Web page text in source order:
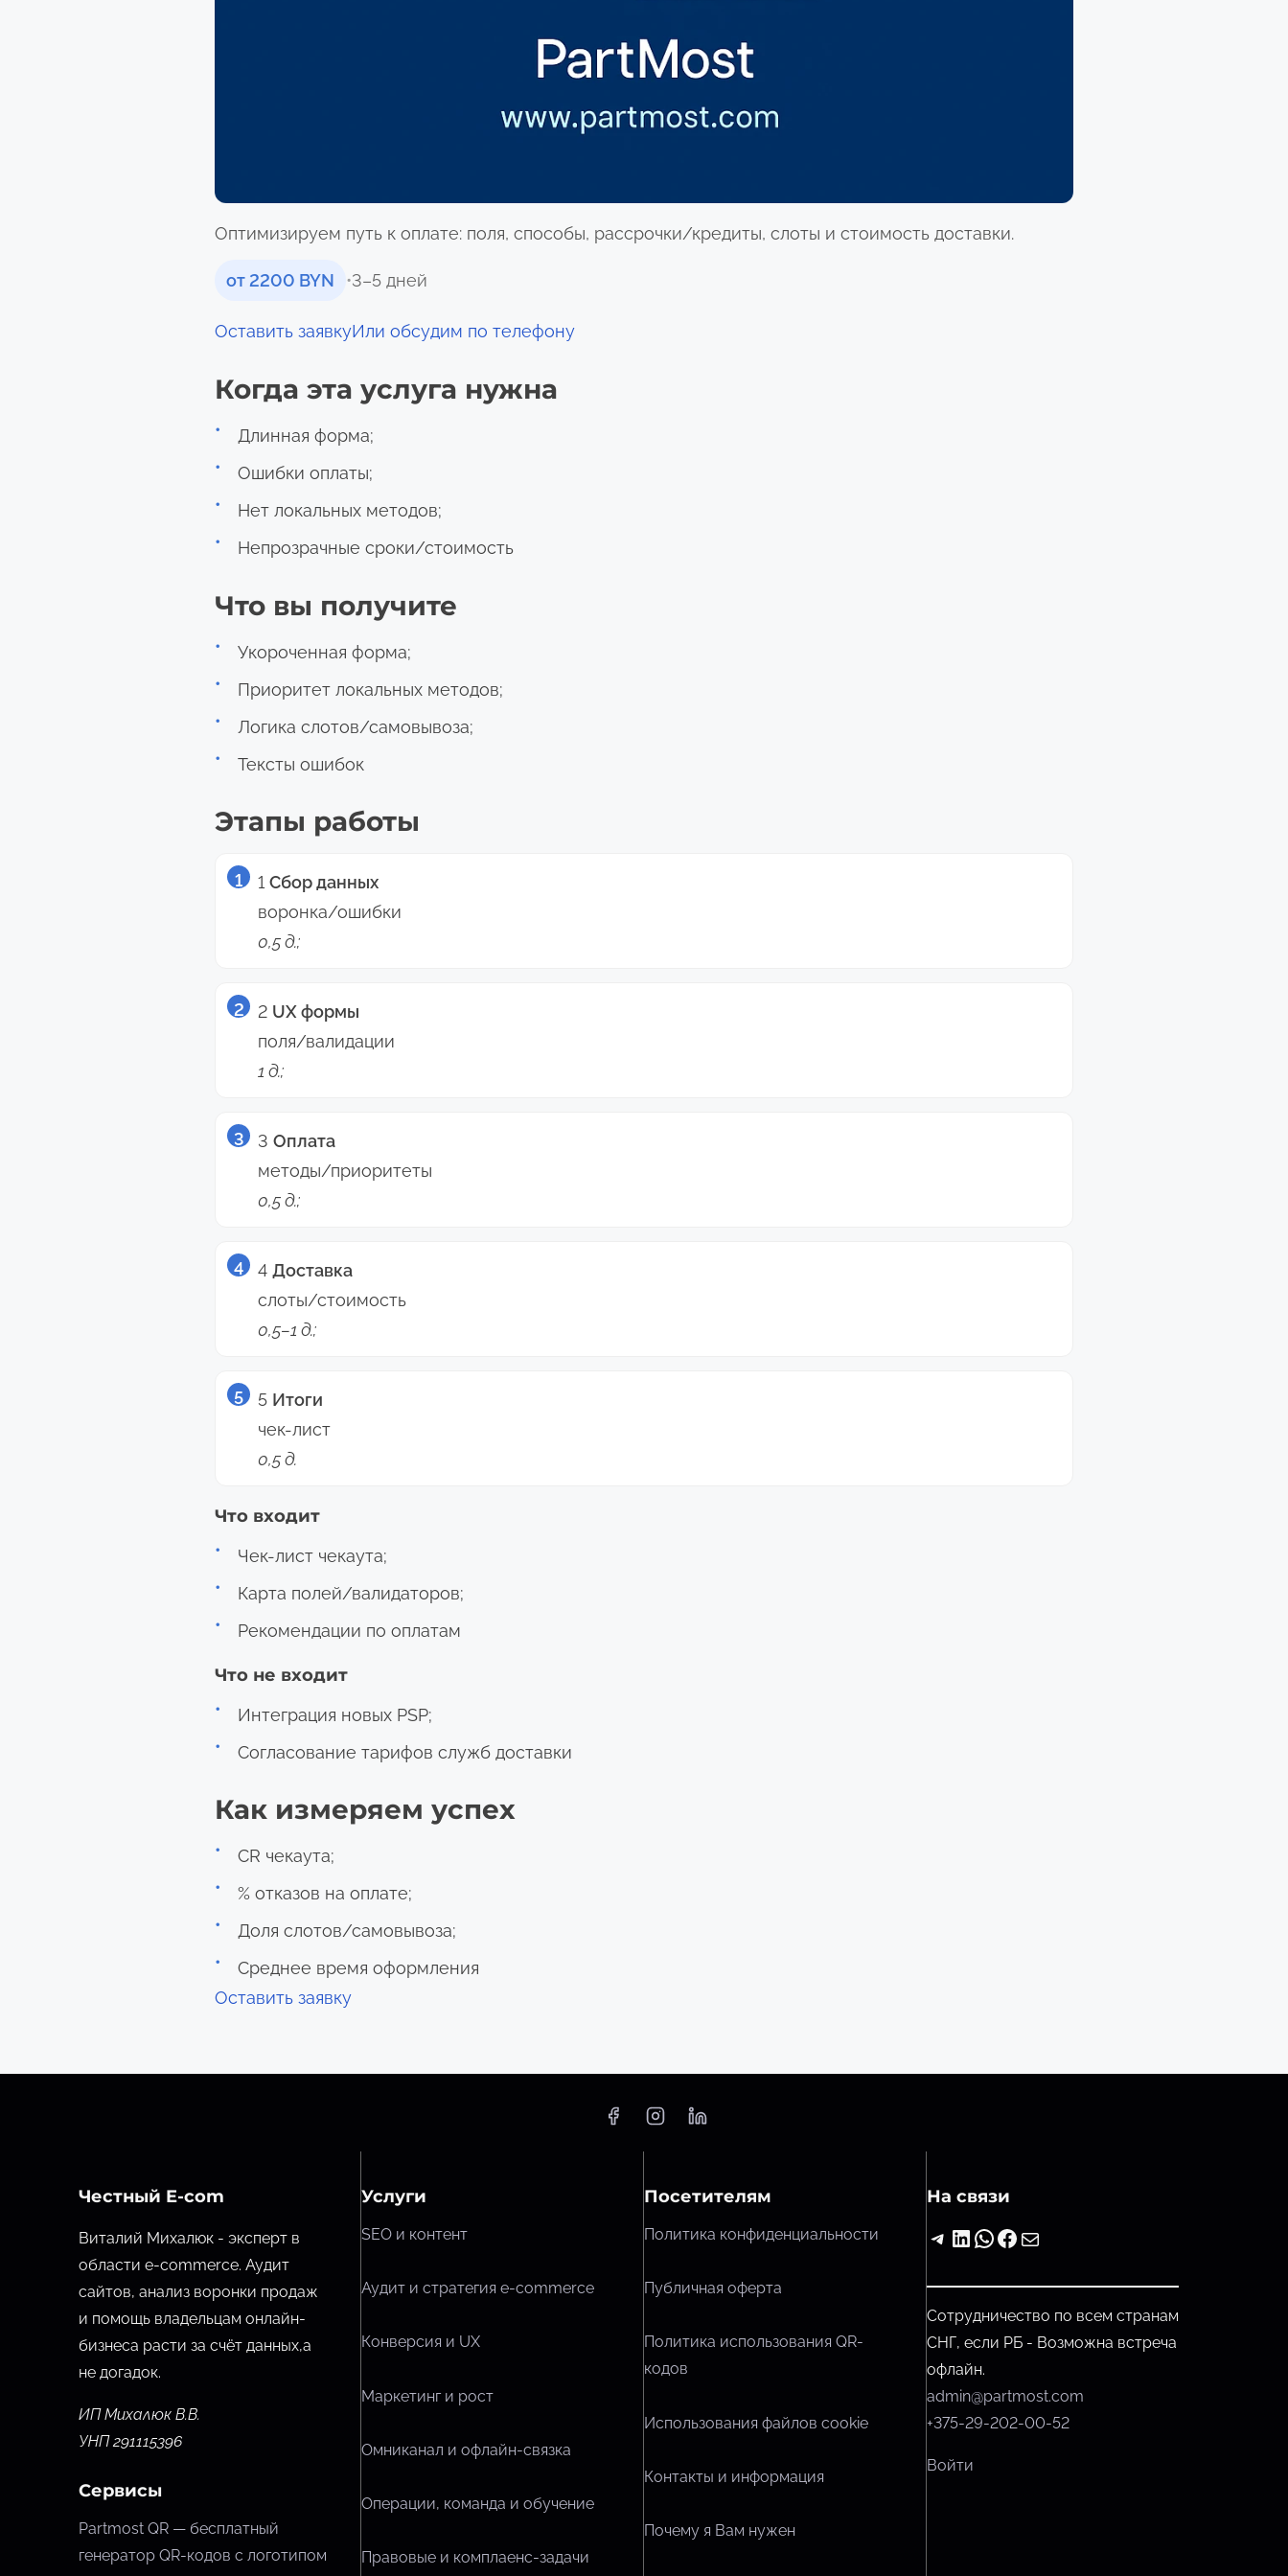
Оптимизируем путь к оплате: поля, способы, рассрочки/кредиты, слоты и стоимость доставки.
от 2200 BYN •3–5 дней
Оставить заявкуИли обсудим по телефону
Когда эта услуга нужна
Длинная форма;
Ошибки оплаты;
Нет локальных методов;
Непрозрачные сроки/стоимость
Что вы получите
Укороченная форма;
Приоритет локальных методов;
Логика слотов/самовывоза;
Тексты ошибок
Этапы работы
1 Сбор данных
воронка/ошибки
0,5 д.;
2 UX формы
поля/валидации
1 д.;
3 Оплата
методы/приоритеты
0,5 д.;
4 Доставка
слоты/стоимость
0,5–1 д.;
5 Итоги
чек-лист
0,5 д.
Что входит
Чек-лист чекаута;
Карта полей/валидаторов;
Рекомендации по оплатам
Что не входит
Интеграция новых PSP;
Согласование тарифов служб доставки
Как измеряем успех
CR чекаута;
% отказов на оплате;
Доля слотов/самовывоза;
Среднее время оформления
Оставить заявку
Честный E-com
Виталий Михалюк - эксперт в
области e-commerce. Аудит
сайтов, анализ воронки продаж
и помощь владельцам онлайн-
бизнеса расти за счёт данных,а
не догадок.
ИП Михалюк В.В.
УНП 291115396
Сервисы
Partmost QR — бесплатный
генератор QR-кодов с логотипом
Услуги
SEO и контент
Аудит и стратегия e-commerce
Конверсия и UX
Маркетинг и рост
Омниканал и офлайн-связка
Операции, команда и обучение
Правовые и комплаенс-задачи
Посетителям
Политика конфиденциальности
Публичная оферта
Политика использования QR-
кодов
Использования файлов cookie
Контакты и информация
Почему я Вам нужен
На связи
Telegram LinkedIn WhatsApp Facebook Почта
Сотрудничество по всем странам
СНГ, если РБ - Возможна встреча
офлайн.
admin@partmost.com
+375-29-202-00-52
Войти